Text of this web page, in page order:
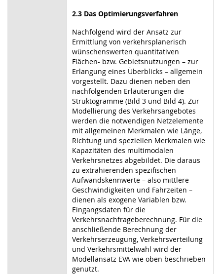
2.3 Das Optimierungsverfahren
Nachfolgend wird der Ansatz zur
Ermittlung von verkehrsplanerisch
wünschenswerten quantitativen
Flächen- bzw. Gebietsnutzungen – zur
Erlangung eines Überblicks – allgemein
vorgestellt. Dazu dienen neben den
nachfolgenden Erläuterungen die
Struktogramme (Bild 3 und Bild 4). Zur
Modellierung des Verkehrsangebotes
werden die notwendigen Netzelemente
mit allgemeinen Merkmalen wie Länge,
Richtung und speziellen Merkmalen wie
Kapazitäten des multimodalen
Verkehrsnetzes abgebildet. Die daraus
zu extrahierenden spezifischen
Aufwandskennwerte – also mittlere
Geschwindigkeiten und Fahrzeiten –
dienen als exogene Variablen bzw.
Eingangsdaten für die
Verkehrsnachfrageberechnung. Für die
anschließende Berechnung der
Verkehrserzeugung, Verkehrsverteilung
und Verkehrsmittelwahl wird der
Modellansatz EVA wie oben beschrieben
genutzt.